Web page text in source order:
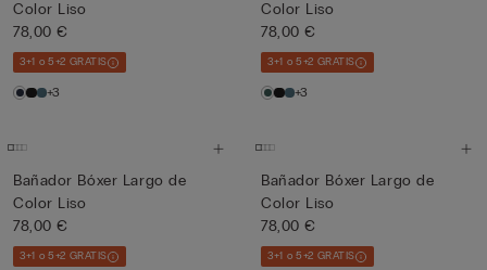
Color Liso
78,00 €
3+1 o 5+2 GRATIS
+3
Color Liso
78,00 €
3+1 o 5+2 GRATIS
+3
Bañador Bóxer Largo de
Color Liso
78,00 €
3+1 o 5+2 GRATIS
Bañador Bóxer Largo de
Color Liso
78,00 €
3+1 o 5+2 GRATIS